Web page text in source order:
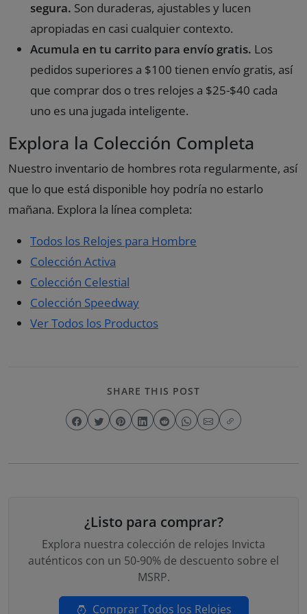
segura. Son duraderas, ajustables y lucen
apropiadas en casi cualquier contexto.
Acumula en tu carrito para envío gratis. Los
pedidos superiores a $100 tienen envío gratis, así
que comprar dos o tres relojes a $25-$40 cada
uno es una jugada inteligente.
Explora la Colección Completa
Nuestro inventario de hombres rota regularmente, así
que lo que está disponible hoy podría no estarlo
mañana. Explora la línea completa:
Todos los Relojes para Hombre
Colección Activa
Colección Celestial
Colección Speedway
Ver Todos los Productos
SHARE THIS POST
¿Listo para comprar?
Explora nuestra colección de relojes Invicta
auténticos con un 50-90% de descuento sobre el
MSRP.
Comprar Todos los Relojes